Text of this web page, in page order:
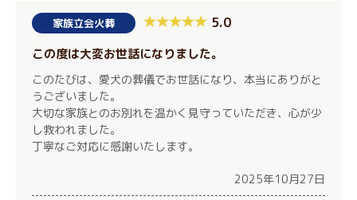
家族立会火葬 5.0
この度は大変お世話になりました。
このたびは、愛犬の葬儀でお世話になり、本当にありがと
うございました。
大切な家族とのお別れを温かく見守っていただき、心が少
し救われました。
丁寧なご対応に感謝いたします。
2025年10月27日